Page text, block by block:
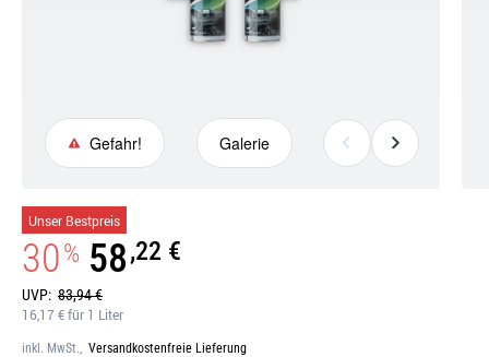
Gefahr!
Gefahr! Galerie
16,17 € für 1 Liter
UVP: 83,94 €
30% 58,22 €
Unser Bestpreis
inkl. MwSt., Versandkostenfreie Lieferung